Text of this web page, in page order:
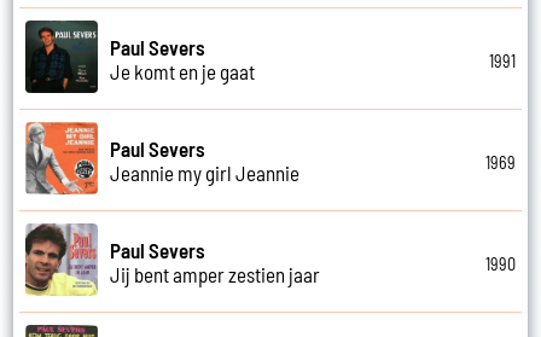
Paul Severs
Je komt en je gaat
1991
Paul Severs
Jeannie my girl Jeannie
1969
Paul Severs
Jij bent amper zestien jaar
1990